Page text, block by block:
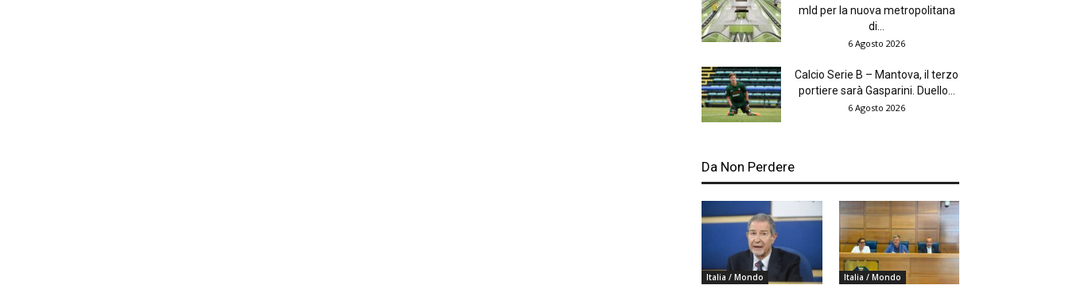
mld per la nuova metropolitana
di...
6 Agosto 2026
Calcio Serie B – Mantova, il terzo
portiere sarà Gasparini. Duello...
6 Agosto 2026
Da Non Perdere
Italia / Mondo Italia / Mondo